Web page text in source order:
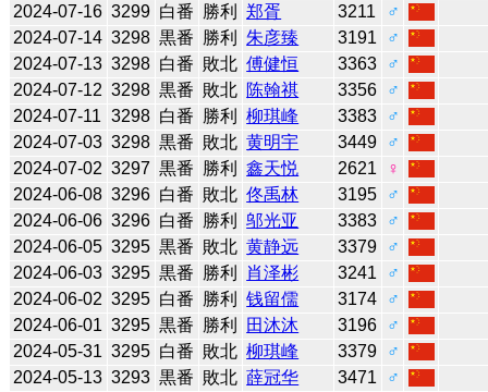
2024-07-16 3299 白番 勝利 郑胥 3211
♂
2024-07-14 3298 黒番 勝利 朱彦臻 3191
♂
2024-07-13 3298 白番 敗北 傅健恒 3363
♂
2024-07-12 3298 黒番 敗北 陈翰祺 3356
♂
2024-07-11 3298 白番 勝利 柳琪峰 3383
♂
2024-07-03 3298 黒番 敗北 黄明宇 3449
♂
2024-07-02 3297 黒番 勝利 鑫天悦 2621
♀
2024-06-08 3296 白番 敗北 佟禹林 3195
♂
2024-06-06 3296 白番 勝利 邬光亚 3383
♂
2024-06-05 3295 黒番 敗北 黄静远 3379
♂
2024-06-03 3295 黒番 勝利 肖泽彬 3241
♂
2024-06-02 3295 白番 勝利 钱留儒 3174
♂
2024-06-01 3295 黒番 勝利 田沐沐 3196
♂
2024-05-31 3295 白番 敗北 柳琪峰 3379
♂
2024-05-13 3293 黒番 敗北 薛冠华 3471
♂